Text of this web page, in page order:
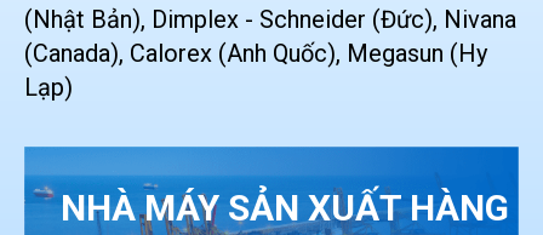
(Nhật Bản), Dimplex - Schneider (Đức), Nivana
(Canada), Calorex (Anh Quốc), Megasun (Hy
Lạp)
NHÀ MÁY SẢN XUẤT HÀNG